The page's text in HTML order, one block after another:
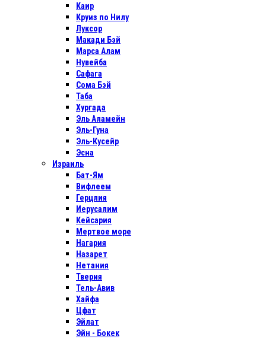
Каир
Круиз по Нилу
Луксор
Макади Бэй
Марса Алам
Нувейба
Сафага
Сома Бэй
Таба
Хургада
Эль Аламейн
Эль-Гуна
Эль-Кусейр
Эсна
Израиль
Бат-Ям
Вифлеем
Герцлия
Иерусалим
Кейсария
Мертвое море
Нагария
Назарет
Нетания
Тверия
Тель-Авив
Хайфа
Цфат
Эйлат
Эйн - Бокек